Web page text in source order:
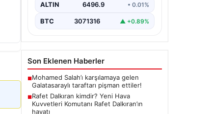
ALTIN 6496.9 • 0.01%
BTC 3071316 ▲ +0.89%
Son Eklenen Haberler
■Mohamed Salah’ı karşılamaya gelen
Galatasaraylı taraftarı pişman ettiler!
■Rafet Dalkıran kimdir? Yeni Hava
Kuvvetleri Komutanı Rafet Dalkıran’ın
hayatı